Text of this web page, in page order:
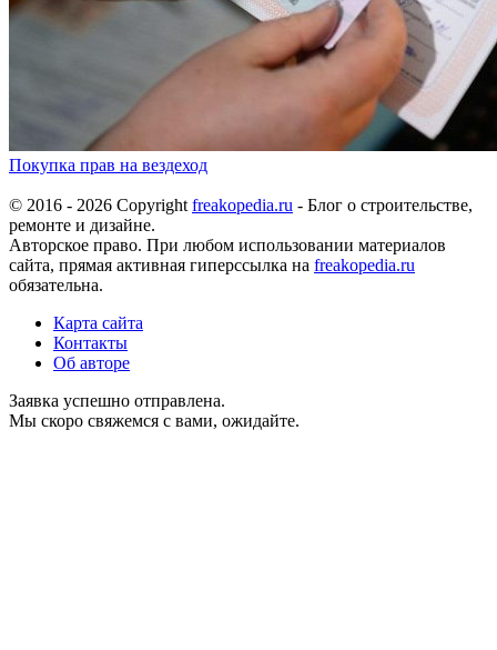
Покупка прав на вездеход
© 2016 - 2026 Copyright freakopedia.ru - Блог о строительстве,
ремонте и дизайне.
Авторское право. При любом использовании материалов
сайта, прямая активная гиперссылка на freakopedia.ru
обязательна.
Карта сайта
Контакты
Об авторе
Заявка успешно отправлена.
Мы скоро свяжемся с вами, ожидайте.